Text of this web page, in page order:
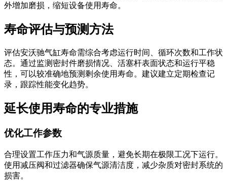
外增加磨损，缩短设备使用寿命。
寿命评估与预测方法
评估安沃驰气缸寿命需综合考虑运行时间、循环次数和工作状
态。通过监测密封件磨损情况、活塞杆表面状态和运行平稳
性，可以较准确地预测剩余使用寿命。建议建立定期检查记
录，跟踪性能变化趋势。
延长使用寿命的专业措施
优化工作参数
合理设置工作压力和气源质量，避免长期在极限工况下运行。
使用减压阀和过滤器确保气源清洁度，减少杂质对密封系统的
损害。